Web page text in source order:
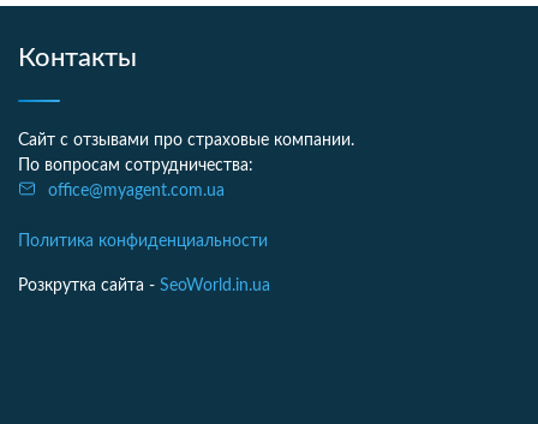
Контакты
Сайт с отзывами про страховые компании.
По вопросам сотрудничества:
office@myagent.com.ua
Политика конфиденциальности
Розкрутка сайта - SeoWorld.in.ua